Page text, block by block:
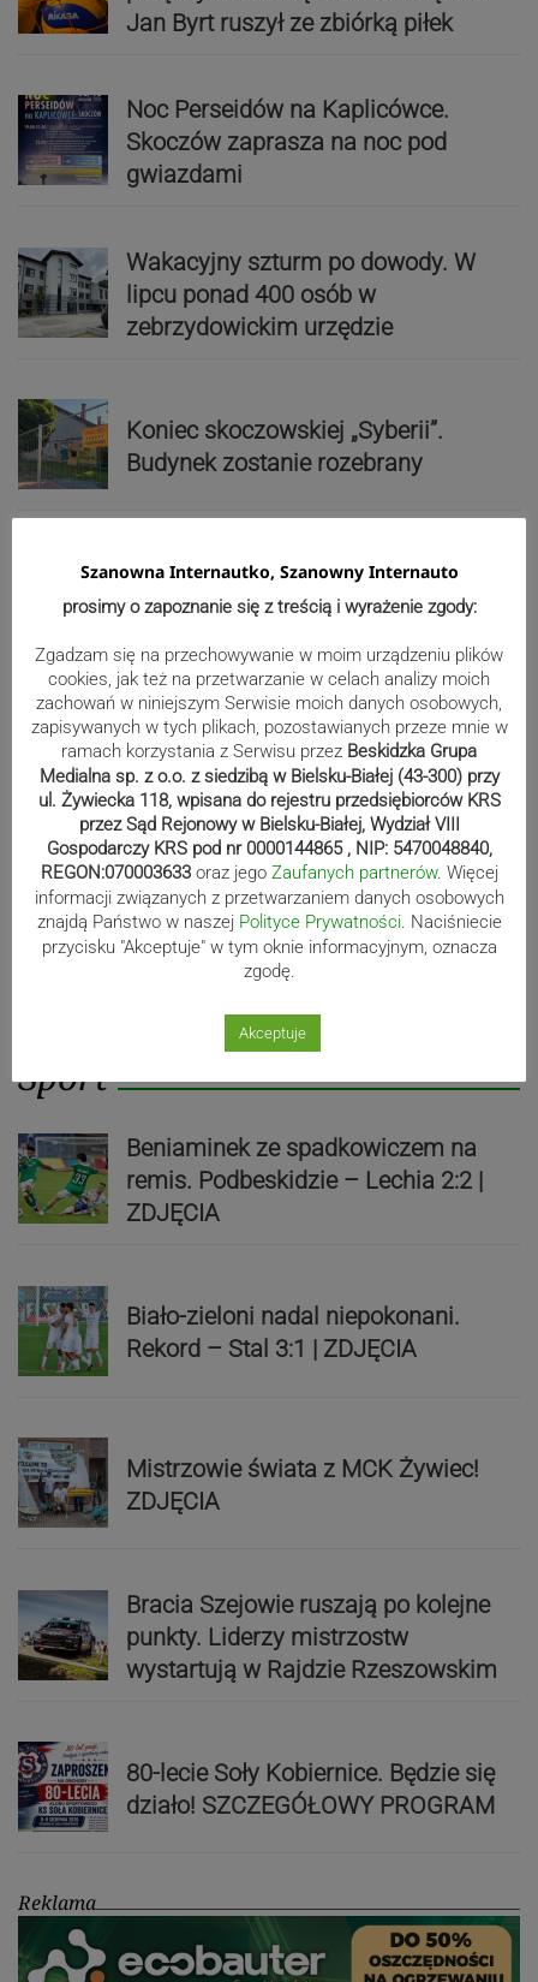
Jan Byrt ruszył ze zbiórką piłek
Noc Perseidów na Kaplicówce.
Skoczów zaprasza na noc pod
gwiazdami
Wakacyjny szturm po dowody. W
lipcu ponad 400 osób w
zebrzydowickim urzędzie
Koniec skoczowskiej „Syberii”.
Budynek zostanie rozebrany
Kolorowe mozaiki ozdobiły bielskie
chodniki. Gdzie ich szukać?
Reklama
Sport
Beniaminek ze spadkowiczem na
remis. Podbeskidzie – Lechia 2:2 |
ZDJĘCIA
Biało-zieloni nadal niepokonani.
Rekord – Stal 3:1 | ZDJĘCIA
Mistrzowie świata z MCK Żywiec!
ZDJĘCIA
Bracia Szejowie ruszają po kolejne
punkty. Liderzy mistrzostw
wystartują w Rajdzie Rzeszowskim
80-lecie Soły Kobiernice. Będzie się
działo! SZCZEGÓŁOWY PROGRAM
Reklama
Szanowna Internautko, Szanowny Internauto
prosimy o zapoznanie się z treścią i wyrażenie zgody:
Zgadzam się na przechowywanie w moim urządzeniu plików
cookies, jak też na przetwarzanie w celach analizy moich
zachowań w niniejszym Serwisie moich danych osobowych,
zapisywanych w tych plikach, pozostawianych przeze mnie w
ramach korzystania z Serwisu przez Beskidzka Grupa
Medialna sp. z o.o. z siedzibą w Bielsku-Białej (43-300) przy
ul. Żywiecka 118, wpisana do rejestru przedsiębiorców KRS
przez Sąd Rejonowy w Bielsku-Białej, Wydział VIII
Gospodarczy KRS pod nr 0000144865 , NIP: 5470048840,
REGON:070003633 oraz jego Zaufanych partnerów. Więcej
informacji związanych z przetwarzaniem danych osobowych
znajdą Państwo w naszej Polityce Prywatności. Naciśniecie
przycisku "Akceptuje" w tym oknie informacyjnym, oznacza
zgodę.
Akceptuje